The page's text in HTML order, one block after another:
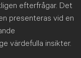
efterfrågar. Det
presenteras vid en
värdefulla insikter.